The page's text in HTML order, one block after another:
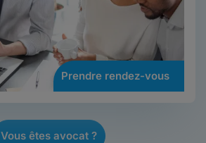
Prendre rendez-vous
Vous êtes avocat ?